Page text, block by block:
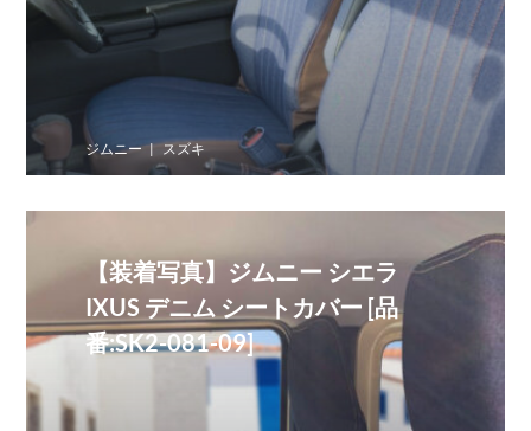
ジムニー スズキ
【装着写真】ジムニー シエラ
IXUS デニム シートカバー [品
番:SK2-081-09]